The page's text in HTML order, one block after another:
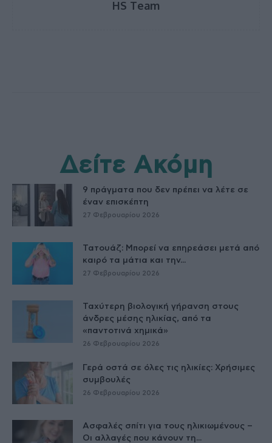
HS Team
Δείτε Ακόμη
9 πράγματα που δεν πρέπει να λέτε σε
έναν επισκέπτη
27 Φεβρουαρίου 2026
Τατουάζ: Μπορεί να επηρεάσει μετά από
καιρό τα μάτια και την...
27 Φεβρουαρίου 2026
Ταχύτερη βιολογική γήρανση στους
άνδρες μέσης ηλικίας, από τα
«παντοτινά χημικά»
26 Φεβρουαρίου 2026
Γερά οστά σε όλες τις ηλικίες: Χρήσιμες
συμβουλές
26 Φεβρουαρίου 2026
Ασφαλές σπίτι για τους ηλικιωμένους –
Οι αλλαγές που κάνουν τη...